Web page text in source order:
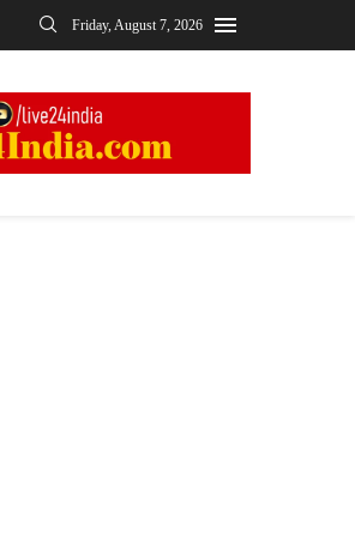
Friday, August 7, 2026